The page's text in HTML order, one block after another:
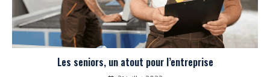
Les seniors, un atout pour l’entreprise